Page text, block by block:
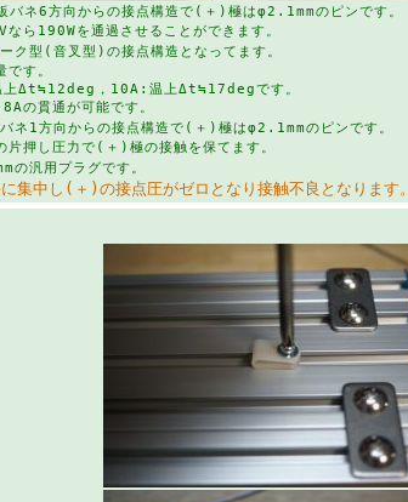
ネ6方向からの接点構造で(＋)極はφ2.1mmのピンです。
ら190Wを通過させることができます。
ク型(音叉型)の接点構造となってます。
す。
上Δt≒12deg，10A:温上Δt≒17degです。
の貫通が可能です。
ネ1方向からの接点構造で(＋)極はφ2.1mmのピンです。
押し圧力で(＋)極の接触を保てます。
汎用プラグです。
中し(＋)の接点圧がゼロとなり接触不良となります。